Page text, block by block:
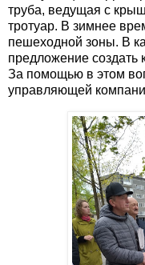
труба, ведущая с
тротуар. В зимнее
пешеходной зоны. В
предложение
За помощью в этом
управляющей